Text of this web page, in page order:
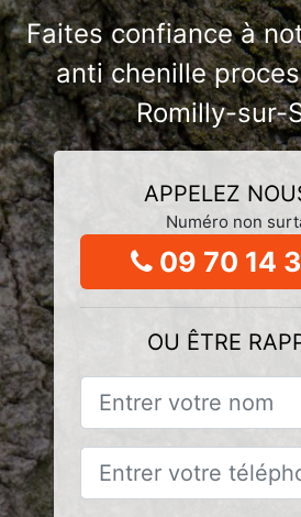
Faites confiance à
anti chenille
Romilly-sur-
APPELEZ
Numéro non
09 70 14
OU ÊTRE